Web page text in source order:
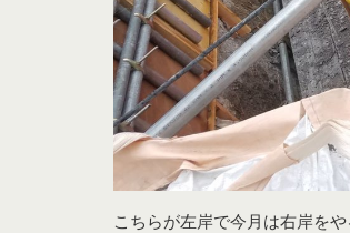
こちらが左岸で今月は右岸をや